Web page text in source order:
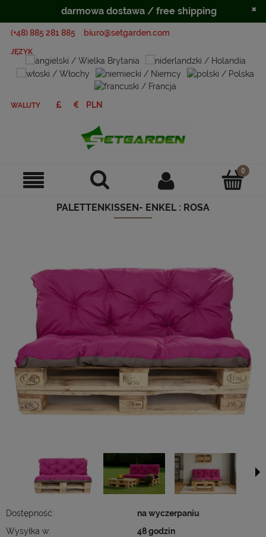
(+48) 885 281 885 biuro@setgarden.com
JĘZYK
WALUTY
PALETTENKISSEN- ENKEL : ROSA
Dostępność:
na wyczerpaniu
Wysyłka w:
48 godzin
darmowa dostawa / free shipping ×